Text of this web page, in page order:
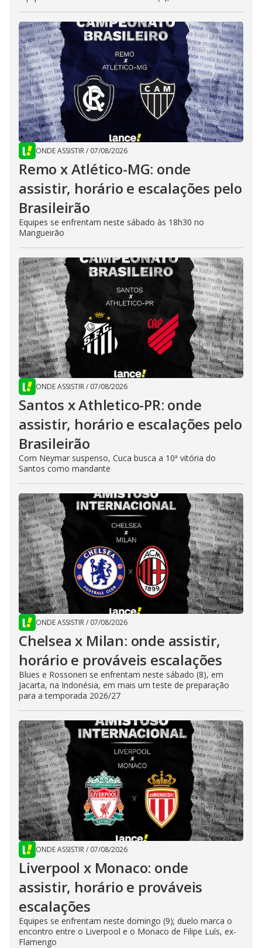
ONDE ASSISTIR/ 07/08/2026
Remo x Atlético-MG: onde
assistir, horário e escalações pelo
Brasileirão
Equipes se enfrentam neste sábado às 18h30 no
Mangueirão
ONDE ASSISTIR/ 07/08/2026
Santos x Athletico-PR: onde
assistir, horário e escalações pelo
Brasileirão
Com Neymar suspenso, Cuca busca a 10ª vitória do
Santos como mandante
ONDE ASSISTIR/ 07/08/2026
Chelsea x Milan: onde assistir,
horário e prováveis escalações
Blues e Rossoneri se enfrentam neste sábado (8), em
Jacarta, na Indonésia, em mais um teste de preparação
para a temporada 2026/27
ONDE ASSISTIR/ 07/08/2026
Liverpool x Monaco: onde
assistir, horário e prováveis
escalações
Equipes se enfrentam neste domingo (9); duelo marca o
encontro entre o Liverpool e o Monaco de Filipe Luís, ex-
Flamengo